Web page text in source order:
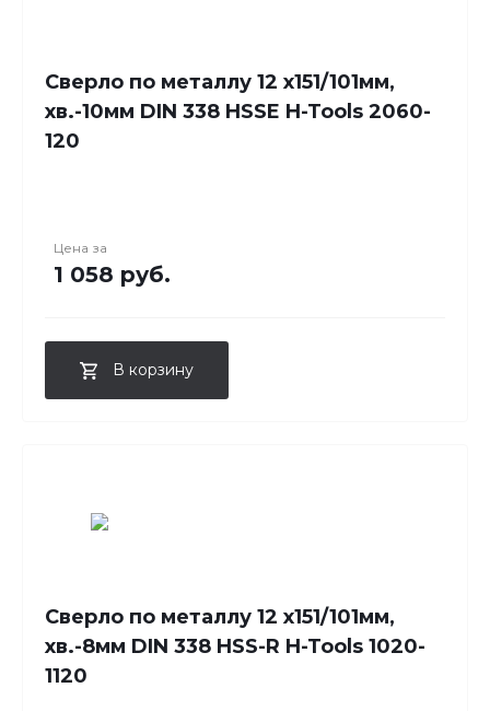
Сверло по металлу 12 x151/101мм,
хв.-10мм DIN 338 HSSE H-Tools 2060-
120
Цена за
1 058 руб.
В корзину
Сверло по металлу 12 x151/101мм,
хв.-8мм DIN 338 HSS-R H-Tools 1020-
1120